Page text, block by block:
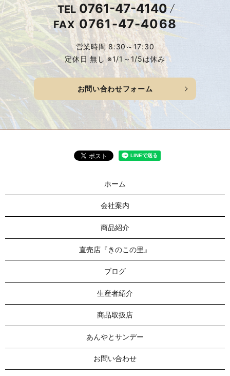
TEL 0761-47-4140
FAX0761-47-4068
営業時間 8:30～17:30
定休日 無し ※1/1～1/5は休み
お問い合わせフォーム
ホーム
会社案内
商品紹介
直売店『きのこの里』
ブログ
生産者紹介
商品取扱店
あんやとサンデー
お問い合わせ